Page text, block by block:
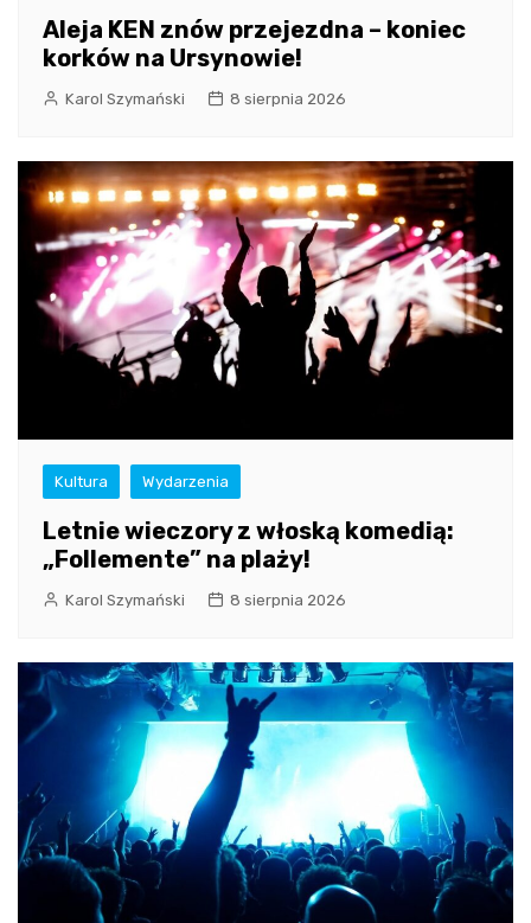
Aleja KEN znów przejezdna – koniec
korków na Ursynowie!
Karol Szymański 8 sierpnia 2026
Kultura Wydarzenia
Letnie wieczory z włoską komedią:
„Follemente” na plaży!
Karol Szymański 8 sierpnia 2026